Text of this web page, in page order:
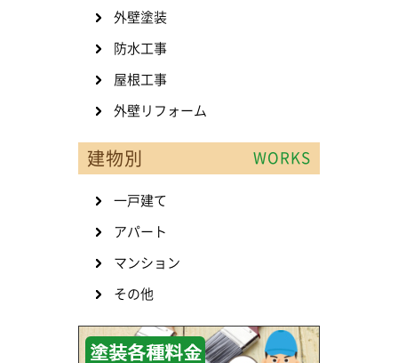
外壁塗装
防水工事
屋根工事
外壁リフォーム
建物別 WORKS
一戸建て
アパート
マンション
その他